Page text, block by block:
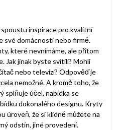
inspirace pro kvalitní
své domácnosti nebo firmě.
které nevnímáme, ale přitom
Jak jinak byste svítili? Mohli
nebo televizi? Odpověď je
nemožné. A kromě toho, že
splňuje účel, nabídka se
dokonalého designu. Kryty
úroveň, že si klidně můžete na
odstín, jiné provedení.